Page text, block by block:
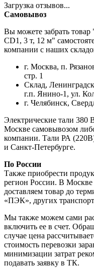
Загрузка отзывов...
Самовывоз
Вы можете забрать товар
CD1, 3 т, 12 м"
компании с наших
г. Москва, п.
стр. 1
Склад,
г.п. Янино-1, ул.
г. Челябинск,
Электрические тали 380
Москве самовывозом
компании. Тали РА
и Санкт-Петербурге.
По России
Также приобрести
регион России. В
доставляем товар до
«ПЭК», других
Мы также можем сами
включить ее в счет.
случае цена
стоимость перевозки
минимизации затрат
подавать заявку в ТК.